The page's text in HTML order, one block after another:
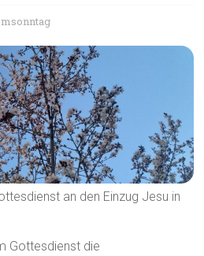
an den Einzug Jesu in
Gottesdienst die